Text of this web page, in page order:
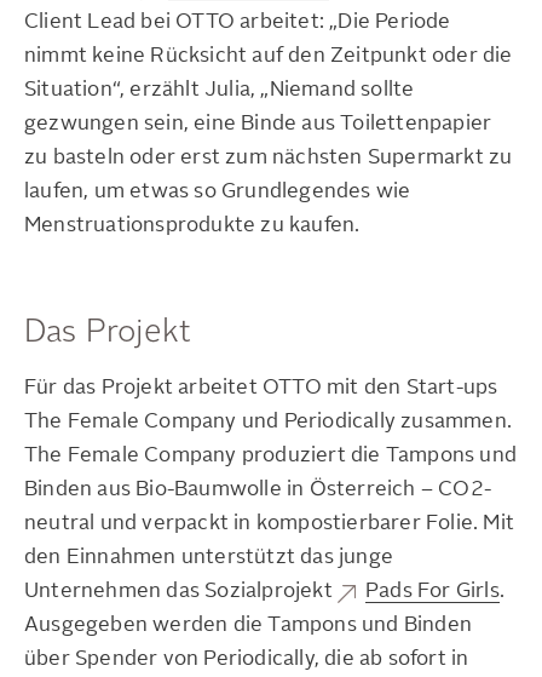
Client Lead bei OTTO arbeitet: „Die Periode
nimmt keine Rücksicht auf den Zeitpunkt oder die
Situation“, erzählt Julia, „Niemand sollte
gezwungen sein, eine Binde aus Toilettenpapier
zu basteln oder erst zum nächsten Supermarkt zu
laufen, um etwas so Grundlegendes wie
Menstruationsprodukte zu kaufen.
Das Projekt
Für das Projekt arbeitet OTTO mit den Start-ups
The Female Company und Periodically zusammen.
The Female Company produziert die Tampons und
Binden aus Bio-Baumwolle in Österreich – CO2-
neutral und verpackt in kompostierbarer Folie. Mit
den Einnahmen unterstützt das junge
Unternehmen das Sozialprojekt
Pads For Girls.
Ausgegeben werden die Tampons und Binden
über Spender von Periodically, die ab sofort in